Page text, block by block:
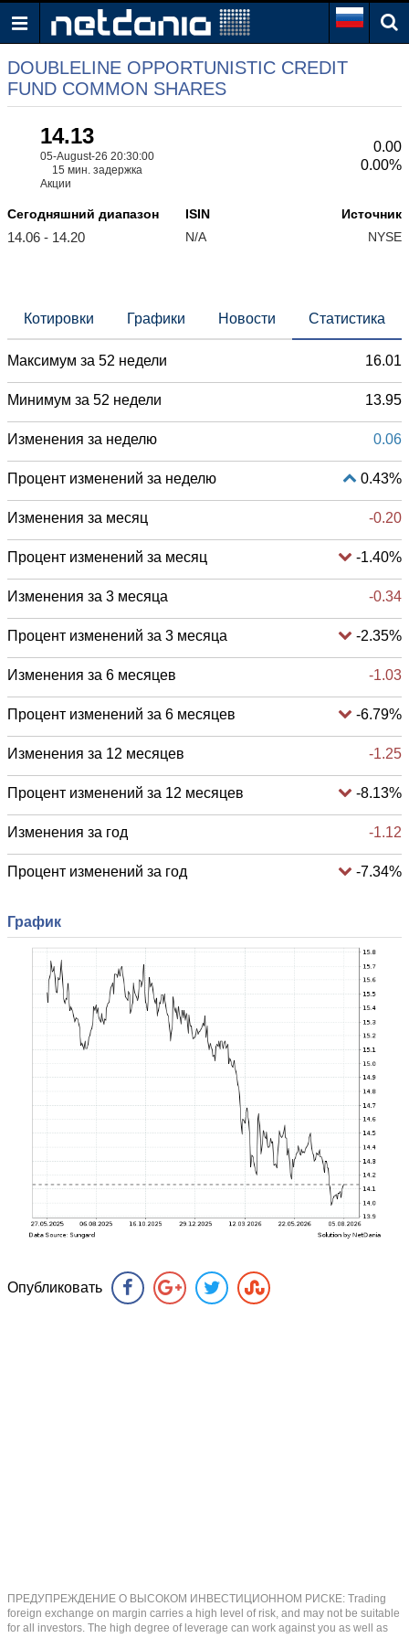
DOUBLELINE OPPORTUNISTIC CREDIT
FUND COMMON SHARES
14.13
05-August-26 20:30:00
15 мин. задержка
Акции
0.00
0.00%
Сегодняшний диапазон
14.06 - 14.20
ISIN
N/A
Источник
NYSE
Котировки Графики Новости Статистика
Максимум за 52 недели 16.01
Минимум за 52 недели 13.95
Изменения за неделю 0.06
Процент изменений за неделю 0.43%
Изменения за месяц -0.20
Процент изменений за месяц -1.40%
Изменения за 3 месяца -0.34
Процент изменений за 3 месяца -2.35%
Изменения за 6 месяцев -1.03
Процент изменений за 6 месяцев -6.79%
Изменения за 12 месяцев -1.25
Процент изменений за 12 месяцев -8.13%
Изменения за год -1.12
Процент изменений за год -7.34%
График
Опубликовать
ПРЕДУПРЕЖДЕНИЕ О ВЫСОКОМ ИНВЕСТИЦИОННОМ РИСКЕ: Trading
foreign exchange on margin carries a high level of risk, and may not be suitable
for all investors. The high degree of leverage can work against you as well as